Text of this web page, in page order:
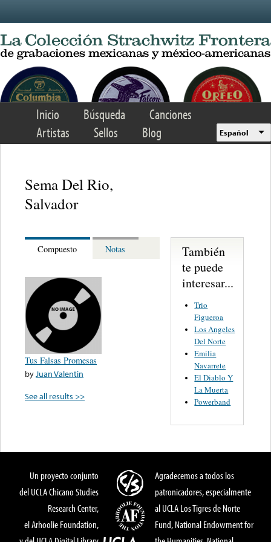
Inicio Búsqueda
Canciones
Artistas
Sellos Blog Español
Sema Del Rio,
Salvador
Compuesto Notas
Tus Falsas Promesas
byJuan Valentin
See all results >>
También
te puede
interesar...
Trio
Figueroa
Los Angeles
Del Norte
Emilia
Navarrete
El Diablo Y
La Muerta
Powerband
Un proyecto conjunto
del UCLA Chicano Studies
Research Center,
el Arhoolie Foundation,
Agradecemos a todos los
patronicadores, especialmente
al UCLA Los Tigres de Norte
Fund, National Endowment for